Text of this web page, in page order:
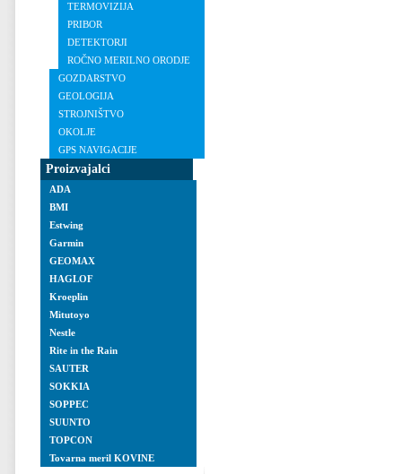
TERMOVIZIJA
PRIBOR
DETEKTORJI
ROČNO MERILNO ORODJE
GOZDARSTVO
GEOLOGIJA
STROJNIŠTVO
OKOLJE
GPS NAVIGACIJE
Proizvajalci
ADA
BMI
Estwing
Garmin
GEOMAX
HAGLOF
Kroeplin
Mitutoyo
Nestle
Rite in the Rain
SAUTER
SOKKIA
SOPPEC
SUUNTO
TOPCON
Tovarna meril KOVINE